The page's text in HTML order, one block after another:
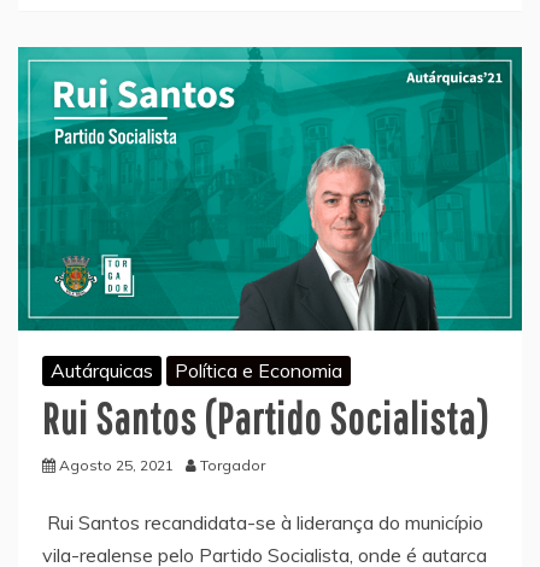
Autárquicas Política e Economia
Rui Santos (Partido Socialista)
Agosto 25, 2021 Torgador
Rui Santos recandidata-se à liderança do município
vila-realense pelo Partido Socialista, onde é autarca